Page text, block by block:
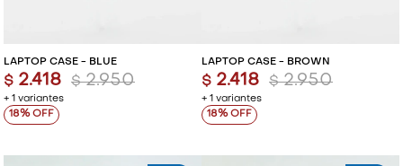
LAPTOP CASE - BLUE
+ 1 variantes
$ 2.418 $ 2.950
18
LAPTOP CASE - BROWN
+ 1 variantes
$ 2.418 $ 2.950
18